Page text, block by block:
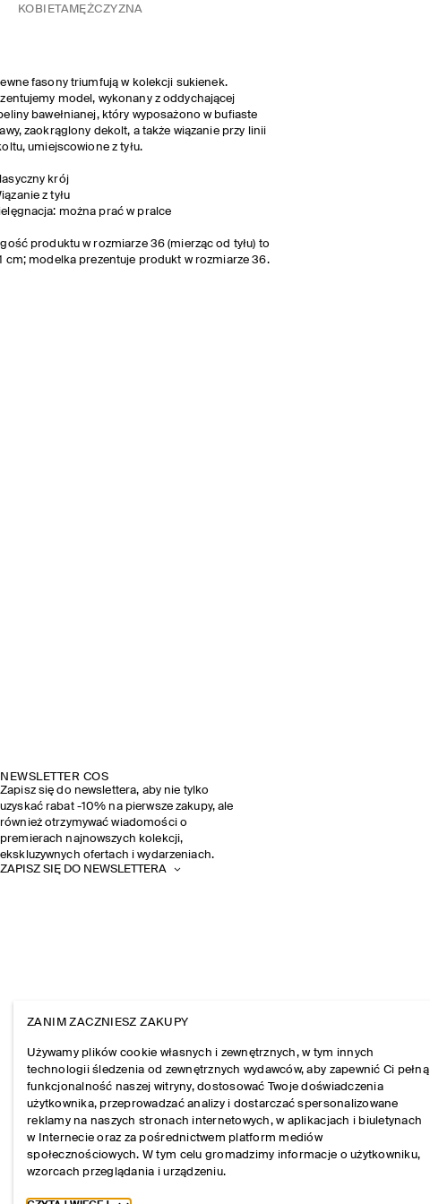
KOBIETA MĘŻCZYZNA
fasony triumfują w kolekcji sukienek.
model, wykonany z oddychającej
bawełnianej, który wyposażono w bufiaste
zaokrąglony dekolt, a także wiązanie przy linii
umiejscowione z tyłu.
krój
z tyłu
można prać w pralce
produktu w rozmiarze 36 (mierząc od tyłu) to
cm; modelka prezentuje produkt w rozmiarze 36.
NEWSLETTER COS
Zapisz się do newslettera, aby nie tylko
uzyskać rabat -10% na pierwsze zakupy, ale
również otrzymywać wiadomości o
premierach najnowszych kolekcji,
ekskluzywnych ofertach i wydarzeniach.
ZAPISZ SIĘ DO NEWSLETTERA
ZANIM ZACZNIESZ ZAKUPY
Używamy plików cookie własnych i zewnętrznych, w tym innych
technologii śledzenia od zewnętrznych wydawców, aby zapewnić Ci pełną
funkcjonalność naszej witryny, dostosować Twoje doświadczenia
użytkownika, przeprowadzać analizy i dostarczać spersonalizowane
reklamy na naszych stronach internetowych, w aplikacjach i biuletynach
w Internecie oraz za pośrednictwem platform mediów
społecznościowych. W tym celu gromadzimy informacje o użytkowniku,
wzorcach przeglądania i urządzeniu.